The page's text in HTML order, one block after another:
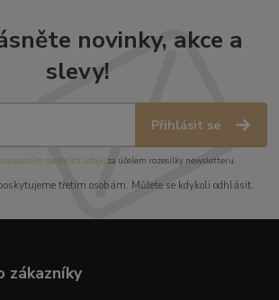
novinky, akce a
slevy!
Přihlásit se
osobních údajůza účelem rozesílky newsletteru.
třetím osobám. Můžete se kdykoli odhlásit.
zákazníky